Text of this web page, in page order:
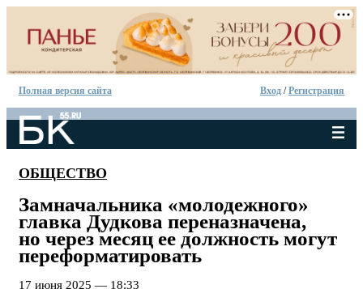
Полная версия сайта Вход /Регистрация
ОБЩЕСТВО
Замначальника «молодежного»
главка Дудкова переназначена,
но через месяц ее должность могут
переформатировать
17 июня 2025 — 18:33